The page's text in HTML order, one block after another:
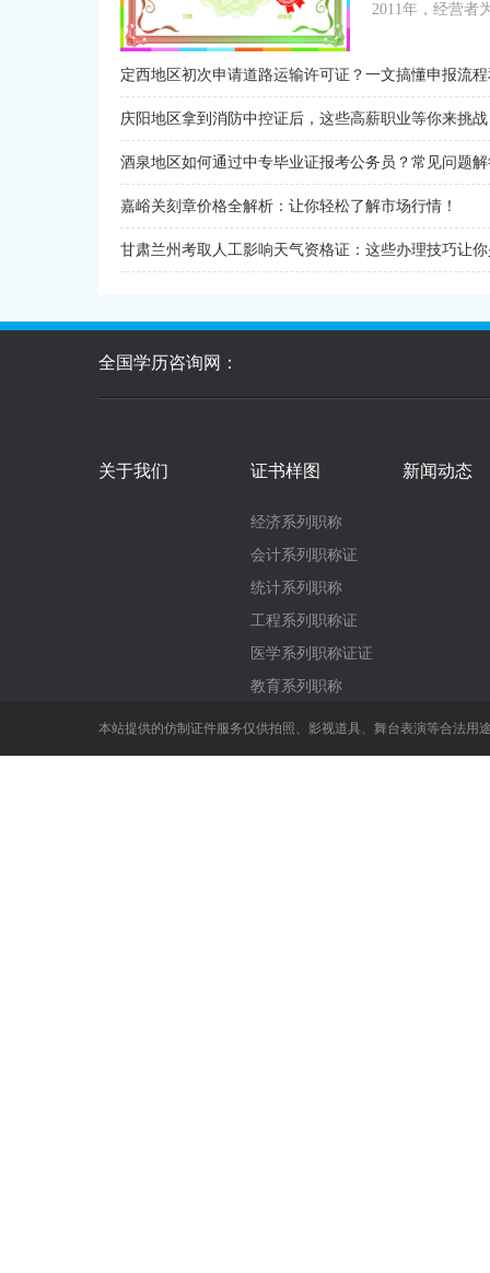
2011年，经营者
定西地区初次申请道路运输许可证？一文搞懂申报流
庆阳地区拿到消防中控证后，这些高薪职业等你来挑战
酒泉地区如何通过中专毕业证报考公务员？常见问题
嘉峪关刻章价格全解析：让你轻松了解市场行情！
甘肃兰州考取人工影响天气资格证：这些办理技巧让
全国学历咨询网：
关于我们 证书样图
经济系列职称
会计系列职称证
统计系列职称
工程系列职称证
医学系列职称证证
教育系列职称
新闻动态
本站提供的仿制证件服务仅供拍照、影视道具、舞台表演等合法